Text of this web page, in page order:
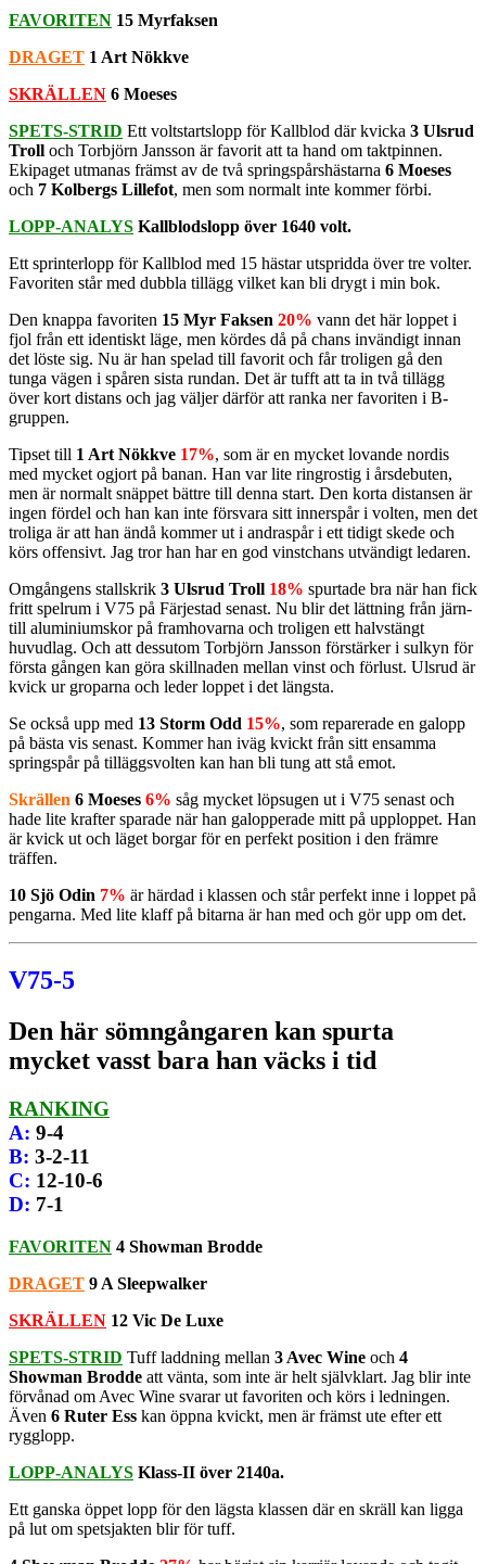
FAVORITEN 15 Myrfaksen
DRAGET 1 Art Nökkve
SKRÄLLEN 6 Moeses
SPETS-STRID Ett voltstartslopp för Kallblod där kvicka 3 Ulsrud
Troll och Torbjörn Jansson är favorit att ta hand om taktpinnen.
Ekipaget utmanas främst av de två springspårshästarna 6 Moeses
och 7 Kolbergs Lillefot, men som normalt inte kommer förbi.
LOPP-ANALYS Kallblodslopp över 1640 volt.
Ett sprinterlopp för Kallblod med 15 hästar utspridda över tre volter.
Favoriten står med dubbla tillägg vilket kan bli drygt i min bok.
Den knappa favoriten 15 Myr Faksen 20% vann det här loppet i
fjol från ett identiskt läge, men kördes då på chans invändigt innan
det löste sig. Nu är han spelad till favorit och får troligen gå den
tunga vägen i spåren sista rundan. Det är tufft att ta in två tillägg
över kort distans och jag väljer därför att ranka ner favoriten i B-
gruppen.
Tipset till 1 Art Nökkve 17%, som är en mycket lovande nordis
med mycket ogjort på banan. Han var lite ringrostig i årsdebuten,
men är normalt snäppet bättre till denna start. Den korta distansen är
ingen fördel och han kan inte försvara sitt innerspår i volten, men det
troliga är att han ändå kommer ut i andraspår i ett tidigt skede och
körs offensivt. Jag tror han har en god vinstchans utvändigt ledaren.
Omgångens stallskrik 3 Ulsrud Troll 18% spurtade bra när han fick
fritt spelrum i V75 på Färjestad senast. Nu blir det lättning från järn-
till aluminiumskor på framhovarna och troligen ett halvstängt
huvudlag. Och att dessutom Torbjörn Jansson förstärker i sulkyn för
första gången kan göra skillnaden mellan vinst och förlust. Ulsrud är
kvick ur groparna och leder loppet i det längsta.
Se också upp med 13 Storm Odd 15%, som reparerade en galopp
på bästa vis senast. Kommer han iväg kvickt från sitt ensamma
springspår på tilläggsvolten kan han bli tung att stå emot.
Skrällen 6 Moeses 6% såg mycket löpsugen ut i V75 senast och
hade lite krafter sparade när han galopperade mitt på upploppet. Han
är kvick ut och läget borgar för en perfekt position i den främre
träffen.
10 Sjö Odin 7% är härdad i klassen och står perfekt inne i loppet på
pengarna. Med lite klaff på bitarna är han med och gör upp om det.
V75-5
Den här sömngångaren kan spurta
mycket vasst bara han väcks i tid
RANKING
A: 9-4
B: 3-2-11
C: 12-10-6
D: 7-1
FAVORITEN 4 Showman Brodde
DRAGET 9 A Sleepwalker
SKRÄLLEN 12 Vic De Luxe
SPETS-STRID Tuff laddning mellan 3 Avec Wine och 4
Showman Brodde att vänta, som inte är helt självklart. Jag blir inte
förvånad om Avec Wine svarar ut favoriten och körs i ledningen.
Även 6 Ruter Ess kan öppna kvickt, men är främst ute efter ett
rygglopp.
LOPP-ANALYS Klass-II över 2140a.
Ett ganska öppet lopp för den lägsta klassen där en skräll kan ligga
på lut om spetsjakten blir för tuff.